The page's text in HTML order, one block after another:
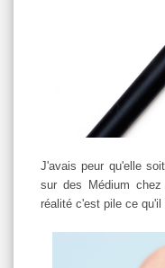
J'avais peur qu'elle
sur des Médium
réalité c'est pile ce qu'il